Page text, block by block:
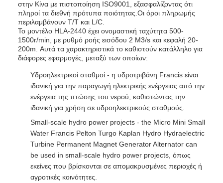
στην Κίνα με πιστοποίηση ISO9001, εξασφαλίζοντας ότι
πληροί τα διεθνή πρότυπα ποιότητας.Οι όροι πληρωμής
περιλαμβάνουν T/T και L/C.
Το μοντέλο HLA-2440 έχει ονομαστική ταχύτητα 500-
1500r/min, με ρυθμό ροής εισόδου 2 M3/s και κεφαλή 20-
200m. Αυτά τα χαρακτηριστικά το καθιστούν κατάλληλο για
διάφορες εφαρμογές, μεταξύ των οποίων:
Υδροηλεκτρικοί σταθμοί - η υδροτριβάνη Francis είναι
ιδανική για την παραγωγή ηλεκτρικής ενέργειας από την
ενέργεια της πτώσης του νερού, καθιστώντας την
ιδανική για χρήση σε υδροηλεκτρικούς σταθμούς.
Small-scale hydro power projects - the Micro Mini Small
Water Francis Pelton Turgo Kaplan Hydro Hydraelectric
Turbine Permanent Magnet Generator Alternator can
be used in small-scale hydro power projects, όπως
εκείνες που βρίσκονται σε απομακρυσμένες περιοχές ή
αγροτικές κοινότητες.